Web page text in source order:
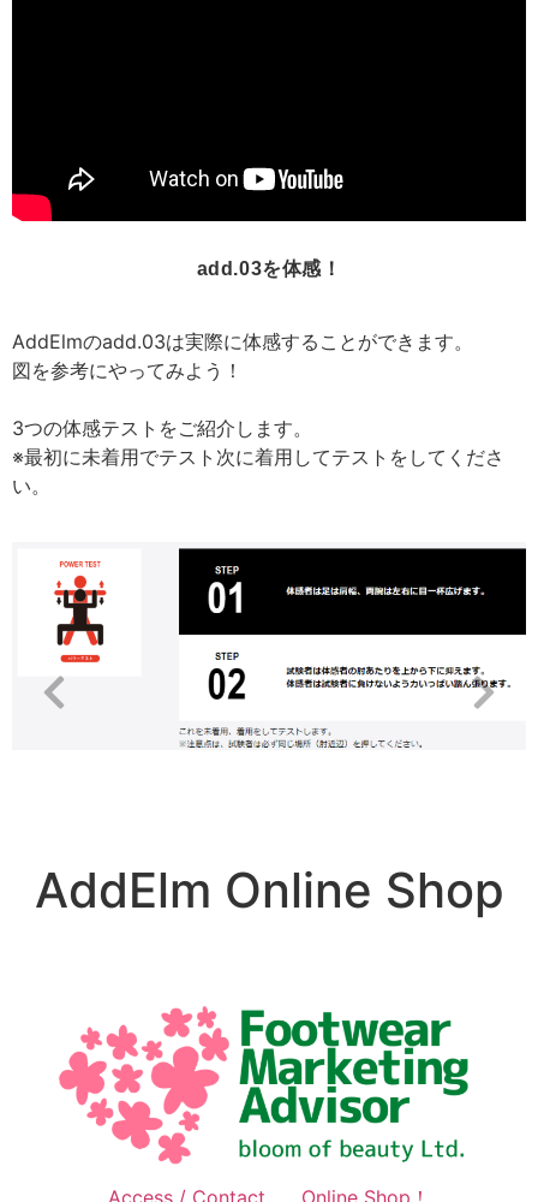
add.03を体感！
AddElmのadd.03は実際に体感することができます。
図を参考にやってみよう！
3つの体感テストをご紹介します。
※最初に未着用でテスト次に着用してテストをしてくださ
い。
AddElm Online Shop